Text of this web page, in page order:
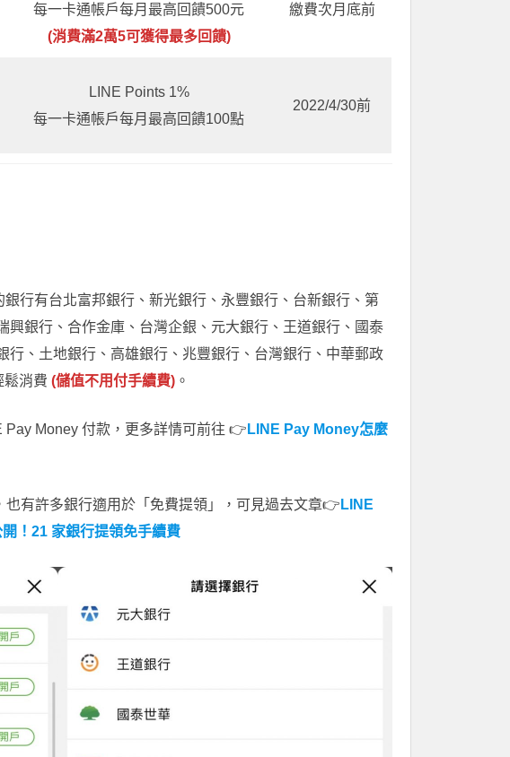
每一卡通帳戶每月最高回饋500元
(消費滿2萬5可獲得最多回饋)
繳費次月底前
LINE Points 1%
每一卡通帳戶每月最高回饋100點
2022/4/30前
行有台北富邦銀行、新光銀行、永豐銀行、台新銀行、第
興銀行、合作金庫、台灣企銀、元大銀行、王道銀行、國泰
行、土地銀行、高雄銀行、兆豐銀行、台灣銀行、中華郵政
鬆消費 (儲值不用付手續費) 。
Money 付款，更多詳情可前往 👉 LINE Pay Money怎麼
有許多銀行適用於「免費提領」，可見過去文章👉 LINE
！21 家銀行提領免手續費